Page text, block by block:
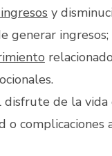
y
generar ingresos;
disfrute de la vida
o complicaciones